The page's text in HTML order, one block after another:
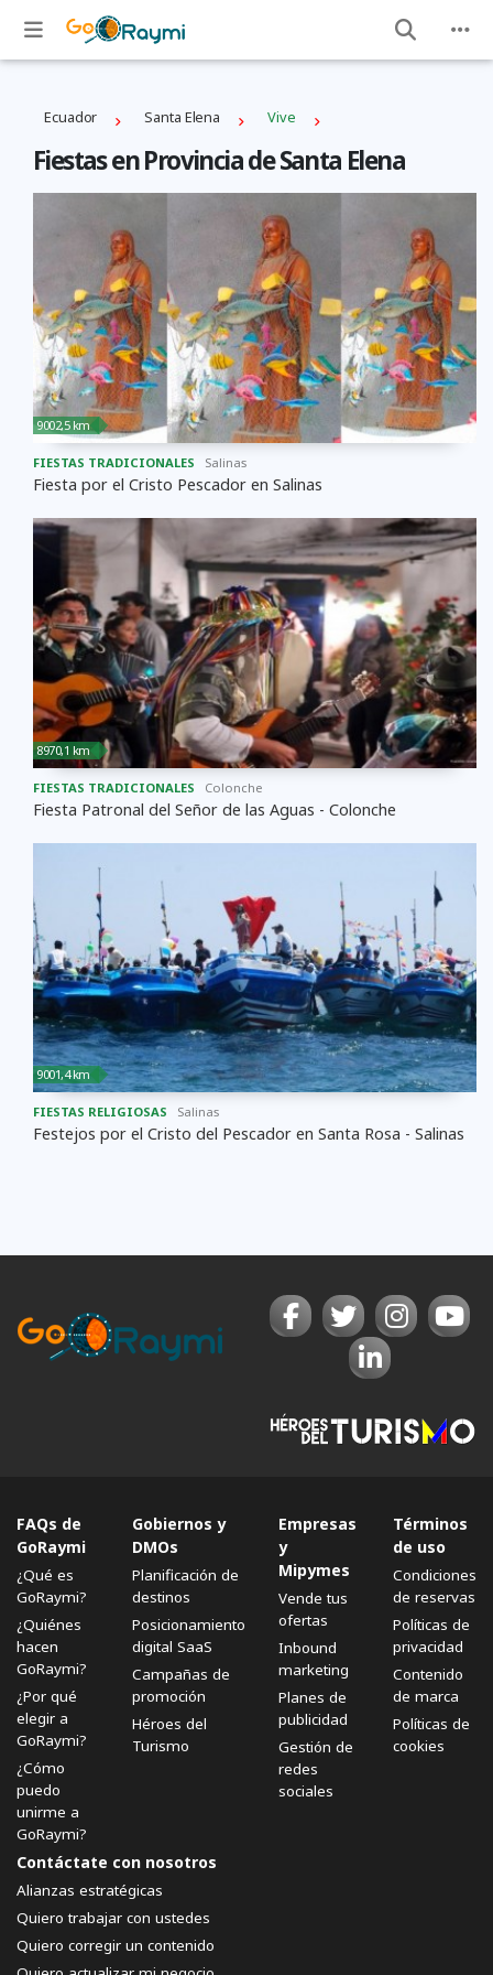
Ecuador Santa Elena Vive
Fiestas en Provincia de Santa Elena
9002,5 km
FIESTAS TRADICIONALES Salinas
Fiesta por el Cristo Pescador en Salinas
8970,1 km
FIESTAS TRADICIONALES Colonche
Fiesta Patronal del Señor de las Aguas - Colonche
9001,4 km
FIESTAS RELIGIOSAS Salinas
Festejos por el Cristo del Pescador en Santa Rosa - Salinas
FAQs de
GoRaymi
¿Qué es
GoRaymi?
¿Quiénes
hacen
GoRaymi?
¿Por qué
elegir a
GoRaymi?
¿Cómo
puedo
unirme a
GoRaymi?
Gobiernos y
DMOs
Planificación de
destinos
Posicionamiento
digital SaaS
Campañas de
promoción
Héroes del
Turismo
Empresas
y
Mipymes
Vende tus
ofertas
Inbound
marketing
Planes de
publicidad
Gestión de
redes
sociales
Términos
de uso
Condiciones
de reservas
Políticas de
privacidad
Contenido
de marca
Políticas de
cookies
Contáctate con nosotros
Alianzas estratégicas
Quiero trabajar con ustedes
Quiero corregir un contenido